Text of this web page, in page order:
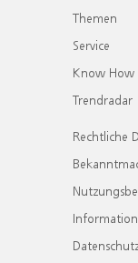
Themen
Service
Know How
Trendradar
Rechtliche
Information